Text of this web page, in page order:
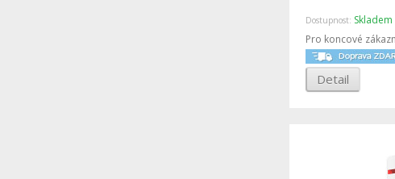
Dostupnost: Skladem
Pro koncové
Detail